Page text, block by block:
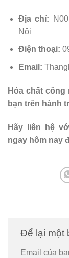
Địa chỉ:
Nội
Điện thoại:
Email:
Hóa chất
bạn trên hành
Hãy liên hệ
ngay hôm nay
Để lại một
Email của